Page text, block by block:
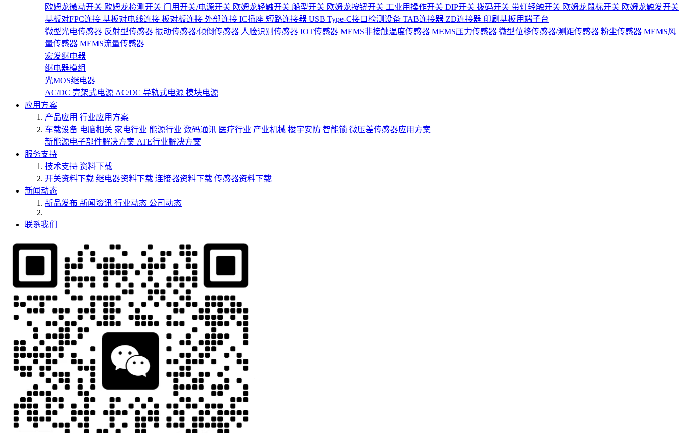
欧姆龙微动开关 欧姆龙检测开关 门用开关/电源开关 欧姆龙轻触开关 船型开关 欧姆龙按钮开关 工业用操作开关 DIP开关 拨码开关 带灯轻触开关 欧姆龙鼠标开关 欧姆龙触发开关
基板对FPC连接 基板对电线连接 板对板连接 外部连接 IC插座 短路连接器 USB Type-C接口检测设备 TAB连接器 ZD连接器 印刷基板用端子台
微型光电传感器 反射型传感器 振动传感器/倾倒传感器 人脸识别传感器 IOT传感器 MEMS非接触温度传感器 MEMS压力传感器 微型位移传感器/测距传感器 粉尘传感器 MEMS风
量传感器 MEMS流量传感器
宏发继电器
继电器模组
光MOS继电器
AC/DC 壳架式电源 AC/DC 导轨式电源 模块电源
应用方案
产品应用 行业应用方案
车载设备 电脑相关 家电行业 能源行业 数码通讯 医疗行业 产业机械 楼宇安防 智能锁 微压差传感器应用方案
新能源电子部件解决方案 ATE行业解决方案
服务支持
技术支持 资料下载
开关资料下载 继电器资料下载 连接器资料下载 传感器资料下载
新闻动态
新品发布 新闻资讯 行业动态 公司动态
联系我们